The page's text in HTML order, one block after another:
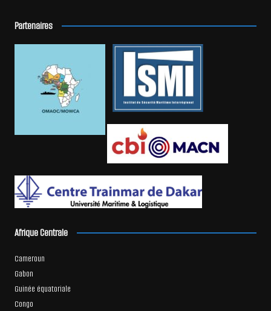
Partenaires
Afrique Centrale
Cameroun
Gabon
Guinée équatoriale
Congo